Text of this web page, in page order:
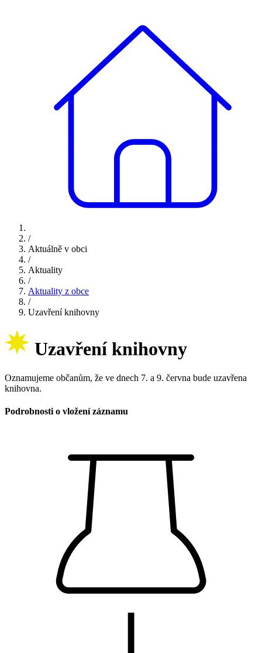
/
Aktuálně v obci
/
Aktuality
/
Aktuality z obce
/
Uzavření knihovny
Uzavření knihovny
Oznamujeme občanům, že ve dnech 7. a 9. června bude uzavřena
knihovna.
Podrobnosti o vložení záznamu